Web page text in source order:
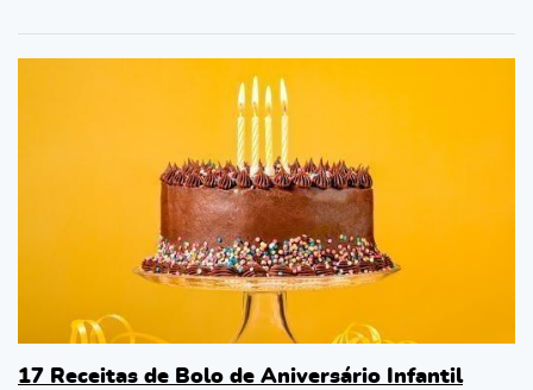
17 Receitas de Bolo de Aniversário Infantil